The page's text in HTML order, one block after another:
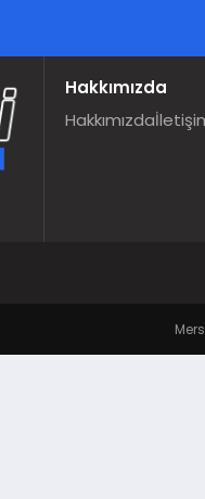
Hakkımızda
Hakkımızda